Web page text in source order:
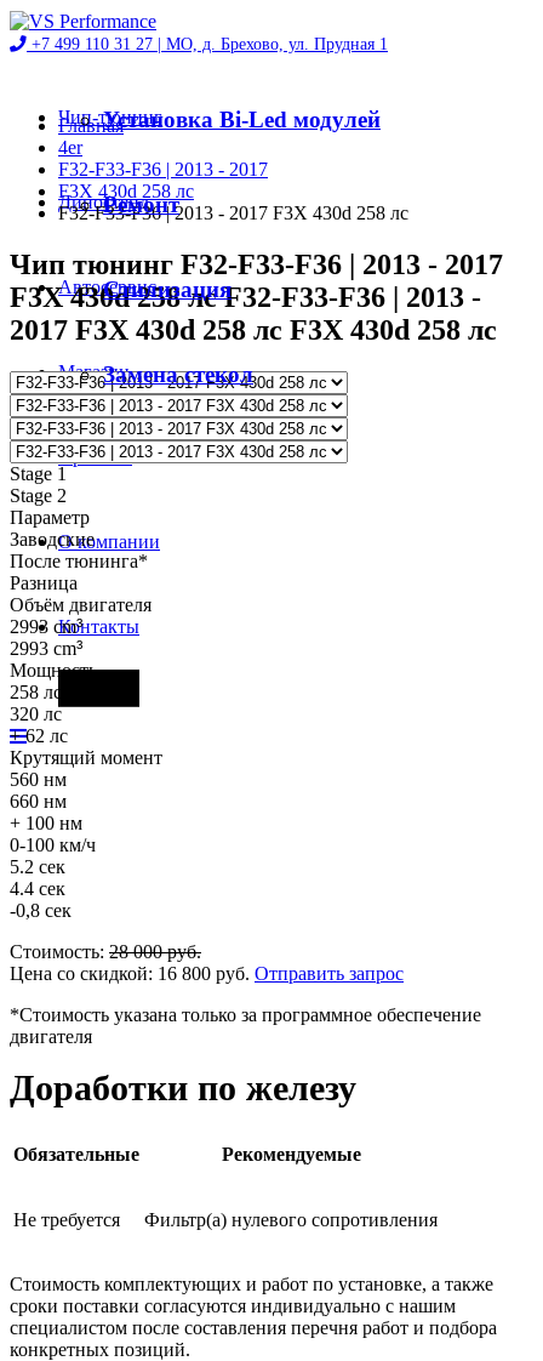
+7 499 110 31 27 | МО, д. Брехово, ул. Прудная 1
Чип-тюнинг
Диностенд
Автосервис
Магазин
Проекты
О компании
Контакты
Установка Bi-Led модулей
Ремонт
Стилизация
Замена стекол
Главная
4er
F32-F33-F36 | 2013 - 2017
F3X 430d 258 лс
F32-F33-F36 | 2013 - 2017 F3X 430d 258 лс
Чип тюнинг F32-F33-F36 | 2013 - 2017
F3X 430d 258 лс F32-F33-F36 | 2013 -
2017 F3X 430d 258 лс F3X 430d 258 лс
Stage 1
Stage 2
Параметр
Заводские
После тюнинга*
Разница
Объём двигателя
2993 cm³
2993 cm³
Мощность
258 лс
320 лс
+ 62 лс
Крутящий момент
560 нм
660 нм
+ 100 нм
0-100 км/ч
5.2 сек
4.4 сек
-0,8 сек
Стоимость: 28 000руб.
Цена со скидкой: 16 800 руб. Отправить запрос
*Стоимость указана только за программное обеспечение
двигателя
Доработки по железу
Обязательные Рекомендуемые
Не требуется Фильтр(а) нулевого сопротивления
Стоимость комплектующих и работ по установке, а также
сроки поставки согласуются индивидуально с нашим
специалистом после составления перечня работ и подбора
конкретных позиций.